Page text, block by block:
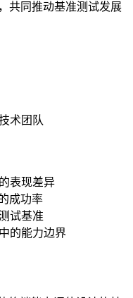
共同推动基准测试发展
术团队
表现差异
成功率
试基准
的能力边界